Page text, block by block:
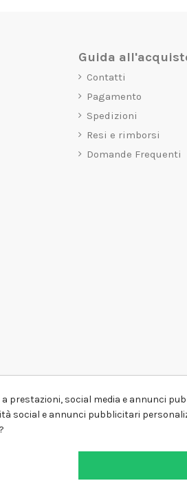
Guida
Contatti
Pagamento
Spedizioni
Resi e rimborsi
Domande Frequenti
prestazioni, social media e annunci
social e annunci pubblicitari